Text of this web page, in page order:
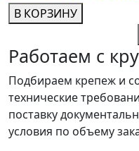
В КОРЗИНУ
Работаем с
Подбираем крепеж и
технические
поставку
условия по объему